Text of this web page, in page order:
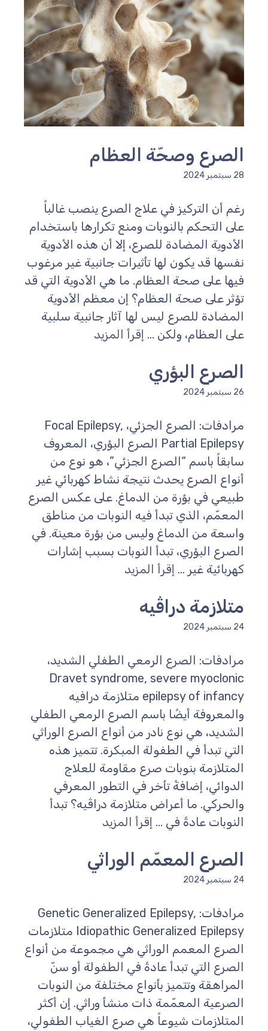
الصرع وصحّة العظام
28 سبتمبر 2024
رغم أن التركيز في علاج الصرع ينصب غالباً
على التحكم بالنوبات ومنع تكرارها باستخدام
الأدوية المضادة للصرع، إلا أن هذه الأدوية
نفسها قد يكون لها تأثيرات جانبية غير مرغوب
فيها على صحة العظام. ما هي الأدوية التي قد
تؤثر على صحة العظام؟ إن معظم الأدوية
المضادة للصرع ليس لها آثار جانبية سلبية
على العظام، ولكن ... إقرأ المزيد
الصرع البؤري
26 سبتمبر 2024
مرادفات: الصرع الجزئي، Focal Epilepsy,
Partial Epilepsy الصرع البؤري، المعروف
سابقاً باسم “الصرع الجزئي”، هو نوع من
أنواع الصرع يحدث نتيجة نشاط كهربائي غير
طبيعي في بؤرة من الدماغ. على عكس الصرع
المعمّم، الذي تبدأ فيه النوبات من مناطق
واسعة من الدماغ وليس من بؤرة معينة. في
الصرع البؤري، تبدأ النوبات بسبب إشارات
كهربائية غير ... إقرأ المزيد
متلازمة دراڤيه
24 سبتمبر 2024
مرادفات: الصرع الرمعي الطفلي الشديد،
Dravet syndrome, severe myoclonic
epilepsy of infancy متلازمة درافيه
والمعروفة أيضًا باسم الصرع الرمعي الطفلي
الشديد، هي نوع نادر من أنواع الصرع الوراثي
التي تبدأ في الطفولة المبكرة. تتميز هذه
المتلازمة بنوبات صرع مقاومة للعلاج
الدوائي، إضافةً تأخر في التطور المعرفي
والحركي. ما أعراض متلازمة دراڤيه؟ تبدأ
النوبات عادةً في ... إقرأ المزيد
الصرع المعمّم الوراثي
24 سبتمبر 2024
مرادفات: Genetic Generalized Epilepsy,
Idiopathic Generalized Epilepsy متلازمات
الصرع المعمم الوراثي هي مجموعة من أنواع
الصرع التي تبدأ عادةً في الطفولة أو سنّ
المراهقة وتتميز بأنواع مختلفة من النوبات
الصرعية المعمّمة ذات منشأ وراثي. إن أكثر
المتلازمات شيوعاً هي صرع الغياب الطفولي،